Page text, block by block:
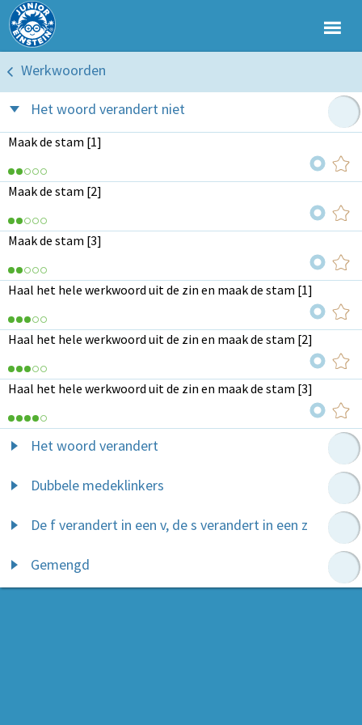
Werkwoorden
Het woord verandert niet
Maak de stam [1]
Maak de stam [2]
Maak de stam [3]
Haal het hele werkwoord uit de zin en maak de stam [1]
Haal het hele werkwoord uit de zin en maak de stam [2]
Haal het hele werkwoord uit de zin en maak de stam [3]
Het woord verandert
Dubbele medeklinkers
De f verandert in een v, de s verandert in een z
Gemengd